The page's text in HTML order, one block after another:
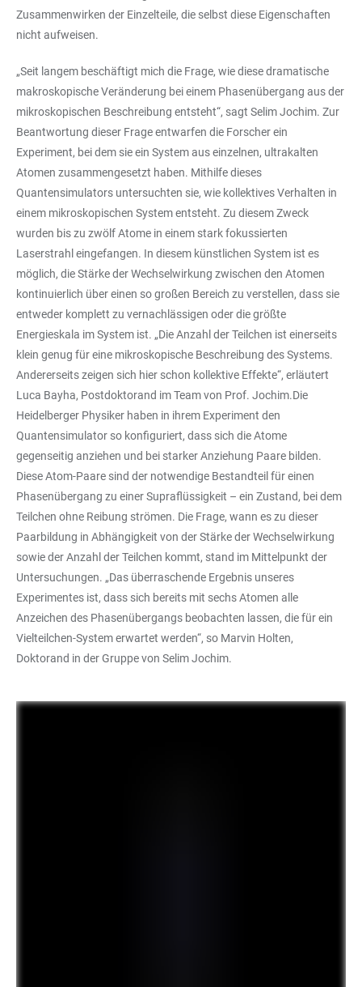
Zusammenwirken der Einzelteile, die selbst diese Eigenschaften
nicht aufweisen.
„Seit langem beschäftigt mich die Frage, wie diese dramatische
makroskopische Veränderung bei einem Phasenübergang aus der
mikroskopischen Beschreibung entsteht“, sagt Selim Jochim. Zur
Beantwortung dieser Frage entwarfen die Forscher ein
Experiment, bei dem sie ein System aus einzelnen, ultrakalten
Atomen zusammengesetzt haben. Mithilfe dieses
Quantensimulators untersuchten sie, wie kollektives Verhalten in
einem mikroskopischen System entsteht. Zu diesem Zweck
wurden bis zu zwölf Atome in einem stark fokussierten
Laserstrahl eingefangen. In diesem künstlichen System ist es
möglich, die Stärke der Wechselwirkung zwischen den Atomen
kontinuierlich über einen so großen Bereich zu verstellen, dass sie
entweder komplett zu vernachlässigen oder die größte
Energieskala im System ist. „Die Anzahl der Teilchen ist einerseits
klein genug für eine mikroskopische Beschreibung des Systems.
Andererseits zeigen sich hier schon kollektive Effekte“, erläutert
Luca Bayha, Postdoktorand im Team von Prof. Jochim.Die
Heidelberger Physiker haben in ihrem Experiment den
Quantensimulator so konfiguriert, dass sich die Atome
gegenseitig anziehen und bei starker Anziehung Paare bilden.
Diese Atom-Paare sind der notwendige Bestandteil für einen
Phasenübergang zu einer Supraflüssigkeit – ein Zustand, bei dem
Teilchen ohne Reibung strömen. Die Frage, wann es zu dieser
Paarbildung in Abhängigkeit von der Stärke der Wechselwirkung
sowie der Anzahl der Teilchen kommt, stand im Mittelpunkt der
Untersuchungen. „Das überraschende Ergebnis unseres
Experimentes ist, dass sich bereits mit sechs Atomen alle
Anzeichen des Phasenübergangs beobachten lassen, die für ein
Vielteilchen-System erwartet werden“, so Marvin Holten,
Doktorand in der Gruppe von Selim Jochim.